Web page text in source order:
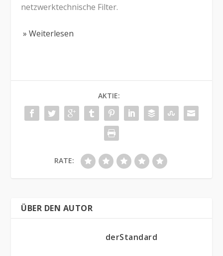
netzwerktechnische Filter.
» Weiterlesen
AKTIE:
RATE:
ÜBER DEN AUTOR
derStandard